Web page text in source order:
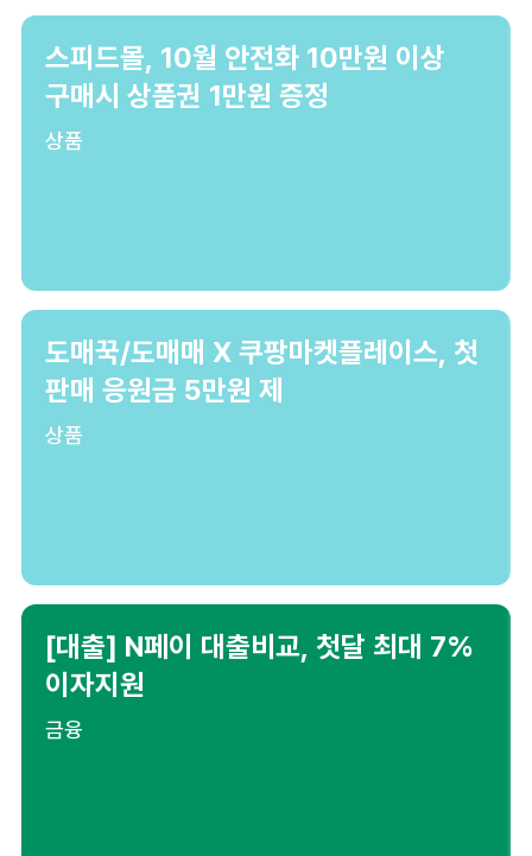
스피드몰, 10월 안전화 10만원 이상
구매시 상품권 1만원 증정
상품
도매꾹/도매매 X 쿠팡마켓플레이스, 첫
판매 응원금 5만원 제
상품
[대출] N페이 대출비교, 첫달 최대 7%
이자지원
금융